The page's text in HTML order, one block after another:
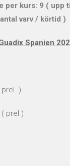
per kurs: 9 ( upp
varv / körtid )
Spanien
)
prel )